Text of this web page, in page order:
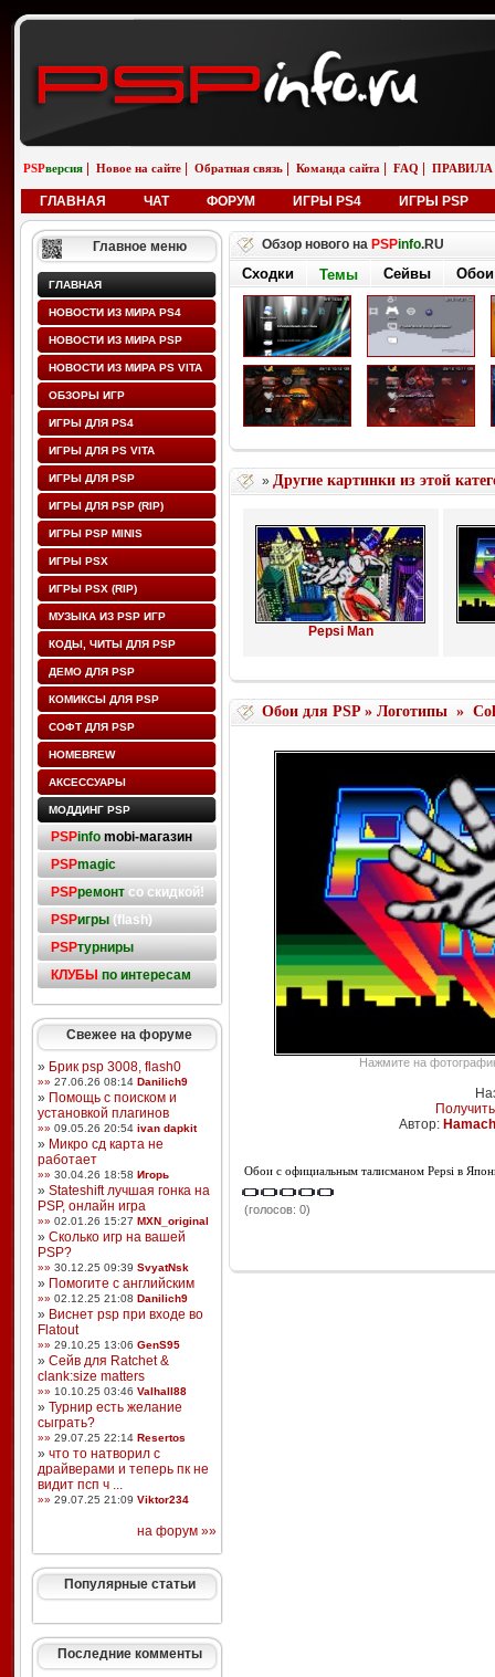
PSPверсия Новое на сайте Обратная связь Команда сайта FAQ ПРАВИЛА
ГЛАВНАЯ ЧАТ ФОРУМ ИГРЫ PS4 ИГРЫ PSP
Главное меню
ГЛАВНАЯ
НОВОСТИ ИЗ МИРА PS4
НОВОСТИ ИЗ МИРА PSP
НОВОСТИ ИЗ МИРА PS VITA
ОБЗОРЫ ИГР
ИГРЫ ДЛЯ PS4
ИГРЫ ДЛЯ PS VITA
ИГРЫ ДЛЯ PSP
ИГРЫ ДЛЯ PSP (RIP)
ИГРЫ PSP MINIS
ИГРЫ PSX
ИГРЫ PSX (RIP)
МУЗЫКА ИЗ PSP ИГР
КОДЫ, ЧИТЫ ДЛЯ PSP
ДЕМО ДЛЯ PSP
КОМИКСЫ ДЛЯ PSP
СОФТ ДЛЯ PSP
HOMEBREW
АКСЕССУАРЫ
МОДДИНГ PSP
PSPinfo mobi-магазин
PSPmagic
PSPремонтсо скидкой!
PSPигры(flash)
PSPтурниры
КЛУБЫ по интересам
Свежее на форуме
» Брик psp 3008, flash0
»» 27.06.26 08:14 Danilich9
» Помощь с поиском и
установкой плагинов
»» 09.05.26 20:54 ivan dapkit
» Микро сд карта не
работает
»» 30.04.26 18:58 Игорь
» Stateshift лучшая гонка на
PSP, онлайн игра
»» 02.01.26 15:27 MXN_original
» Сколько игр на вашей
PSP?
»» 30.12.25 09:39 SvyatNsk
» Помогите с английским
»» 02.12.25 21:08 Danilich9
» Виснет psp при входе во
Flatout
»» 29.10.25 13:06 GenS95
» Сейв для Ratchet &
clank:size matters
»» 10.10.25 03:46 Valhall88
» Турнир есть желание
сыграть?
»» 29.07.25 22:14 Resertos
» что то натворил с
драйверами и теперь пк не
видит псп ч ...
»» 29.07.25 21:09 Viktor234
на форум »»
Популярные статьи
Последние комменты
Обзор нового на PSPinfo.RU
Сходки Темы Сейвы Обои
» Другие картинки из этой
Pepsi Man
Обои для PSP» Логотипы»
Нажмите на
Автор:
Обои с официальным талисманом Pepsi в
(голосов: 0)